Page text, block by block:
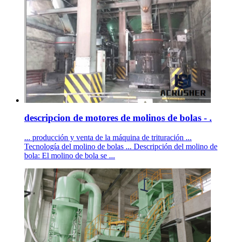
descripcion de motores de molinos de bolas - .
... producción y venta de la máquina de trituración ...
Tecnología del molino de bolas ... Descripción del molino de
bola: El molino de bola se ...